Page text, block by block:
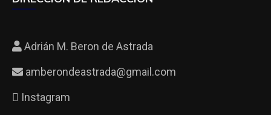
Adrián M. Beron de Astrada
amberondeastrada@gmail.com
Instagram